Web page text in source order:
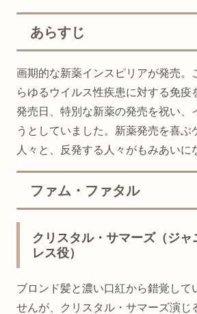
あらすじ
画期的な新薬インスピリアが発売。
らゆるウイルス性疾患に対する免疫
発売日、特別な新薬の発売を祝い、
うとしていました。新薬発売を喜ぶ
人々と、反発する人々がもみあいに
ファム・ファタル
クリスタル・サマーズ（ジャ
レス役）
ブロンド髪と濃い口紅から錯覚して
せんが、クリスタル・サマーズ演じ